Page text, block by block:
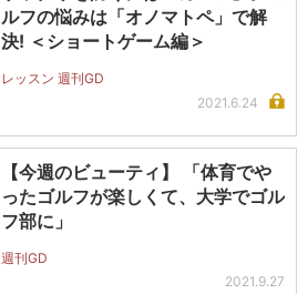
ルフの悩みは「オノマトペ」で解
決! ＜ショートゲーム編＞
レッスン 週刊GD
2021.6.24
【今週のビューティ】 「体育でや
ったゴルフが楽しくて、大学でゴル
フ部に」
週刊GD
2021.9.27